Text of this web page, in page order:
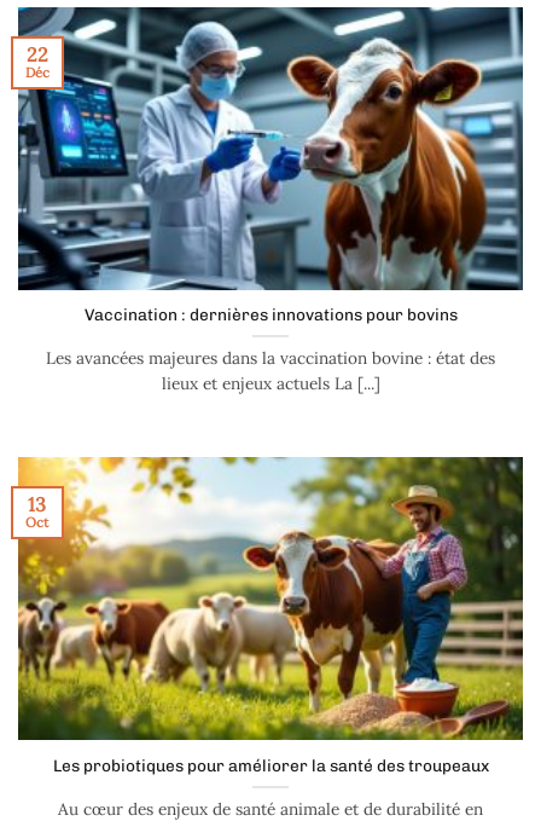
Vaccination : dernières innovations pour bovins
Les avancées majeures dans la vaccination bovine : état des
lieux et enjeux actuels La [...]
22
Déc
Les probiotiques pour améliorer la santé des troupeaux
Au cœur des enjeux de santé animale et de durabilité en
13
Oct